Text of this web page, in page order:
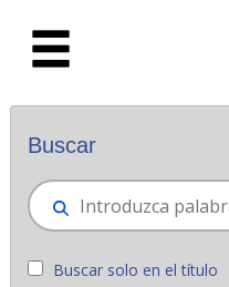
Novedades -
Buscar
Buscar solo en el título